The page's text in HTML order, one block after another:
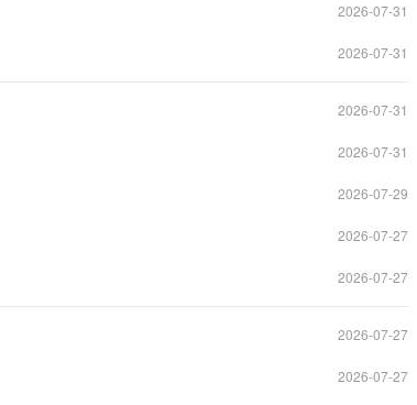
2026-07-31
2026-07-31
2026-07-31
2026-07-31
2026-07-29
2026-07-27
2026-07-27
2026-07-27
2026-07-27